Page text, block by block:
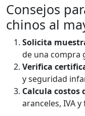
Consejos
chinos al
Solicita
de una compra
Verifica
y seguridad
Calcula costos
aranceles, IVA y